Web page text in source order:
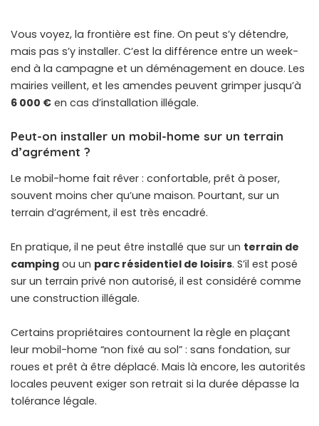
Vous voyez, la frontière est fine. On peut s’y détendre,
mais pas s’y installer. C’est la différence entre un week-
end à la campagne et un déménagement en douce. Les
mairies veillent, et les amendes peuvent grimper jusqu’à
6 000 € en cas d’installation illégale.
Peut-on installer un mobil-home sur un terrain
d’agrément ?
Le mobil-home fait rêver : confortable, prêt à poser,
souvent moins cher qu’une maison. Pourtant, sur un
terrain d’agrément, il est très encadré.
En pratique, il ne peut être installé que sur un terrain de
camping ou un parc résidentiel de loisirs. S’il est posé
sur un terrain privé non autorisé, il est considéré comme
une construction illégale.
Certains propriétaires contournent la règle en plaçant
leur mobil-home “non fixé au sol” : sans fondation, sur
roues et prêt à être déplacé. Mais là encore, les autorités
locales peuvent exiger son retrait si la durée dépasse la
tolérance légale.